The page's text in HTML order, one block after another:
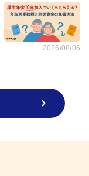
2026/08/06